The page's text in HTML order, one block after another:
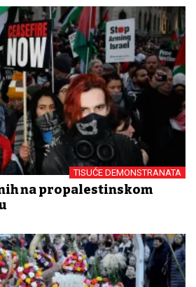
TISUĆE DEMONSTRANATA
na propalestinskom